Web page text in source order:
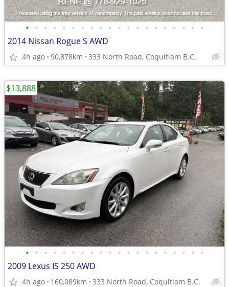
• • • • • • • • • • • • • • • • • • • •
2014 Nissan Rogue S AWD
4h ago 90,878km 333 North Road, Coquitlam B.C.
• • • • • • • • • • • • • • • • • • • •
2009 Lexus IS 250 AWD
4h ago 160,089km 333 North Road, Coquitlam B.C.
$13,888